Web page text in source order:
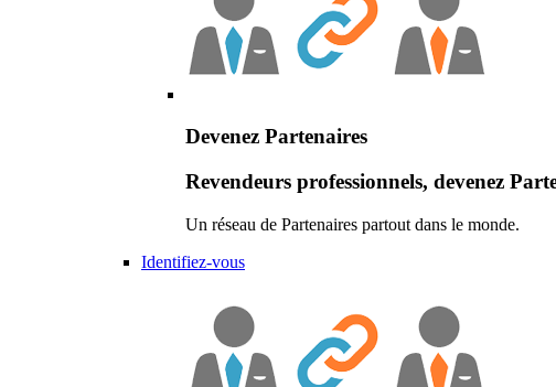
Devenez Partenaires
Revendeurs professionnels, devenez
Un réseau de Partenaires partout dans le monde.
Identifiez-vous